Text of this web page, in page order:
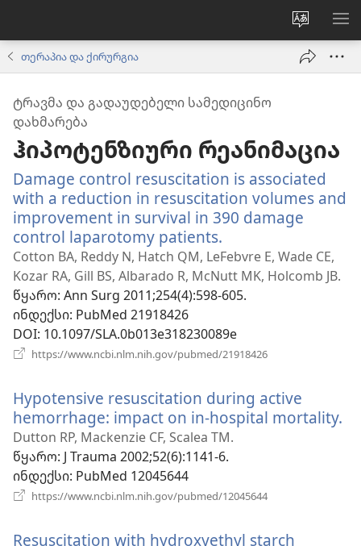
ენის
შეცვლა
თერაპია და ქირურგია
ᲢᲠᲐᲕᲛᲐ ᲓᲐ ᲒᲐᲓᲐᲣᲓᲔᲑᲔᲚᲘ ᲡᲐᲛᲔᲓᲘᲪᲘᲜᲝ
ᲓᲐᲮᲛᲐᲠᲔᲑᲐ
ჰიპოტენზიური რეანიმაცია
Damage control resuscitation is associated
with a reduction in resuscitation volumes and
improvement in survival in 390 damage
control laparotomy patients.
ახალი
ფანჯარა)
Cotton BA, Reddy N, Hatch QM, LeFebvre E, Wade CE,
Kozar RA, Gill BS, Albarado R, McNutt MK, Holcomb JB.
წყარო‎: Ann Surg 2011;254(4):598-605.
ინდექსი‎: PubMed 21918426
DOI‎: 10.1097/SLA.0b013e318230089e
https://www.ncbi.nlm.nih.gov/pubmed/21918426
Hypotensive resuscitation during active
hemorrhage: impact on in-hospital mortality.
Dutton RP, Mackenzie CF, Scalea TM.
წყარო‎: J Trauma 2002;52(6):1141-6.
ინდექსი‎: PubMed 12045644
https://www.ncbi.nlm.nih.gov/pubmed/12045644
Resuscitation with hydroxyethyl starch